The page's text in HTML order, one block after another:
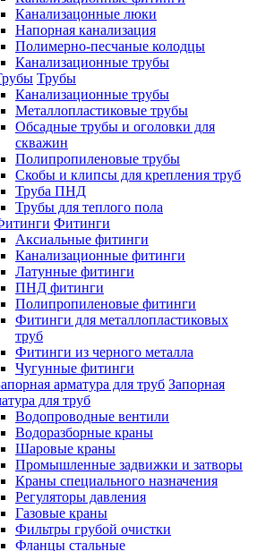
Канализацонные люки
Напорная канализация
Полимерно-песчаные колодцы
Канализационные трубы
Трубы
Канализационные трубы
Металлопластиковые трубы
Обсадные трубы и оголовки для
скважин
Полипропиленовые трубы
Скобы и клипсы для крепления труб
Труба ПНД
Трубы для теплого пола
Фитинги
Аксиальные фитинги
Канализационные фитинги
Латунные фитинги
ПНД фитинги
Полипропиленовые фитинги
Фитинги для металлопластиковых
труб
Фитинги из черного металла
Чугунные фитинги
Запорная
для труб
Водопроводные вентили
Водоразборные краны
Шаровые краны
Промышленные задвижки и затворы
Краны специального назначения
Регуляторы давления
Газовые краны
Фильтры грубой очистки
Фланцы стальные